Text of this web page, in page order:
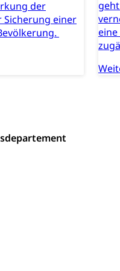
der
einer
Tourismus)
kulturelles Erbe,
Selektive
Recherche,
Vermittlung